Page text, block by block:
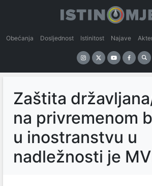
Obećanja Dosljednost Istinitost Najave
Zaštita
na privremenom
u inostranstvu u
nadležnosti je